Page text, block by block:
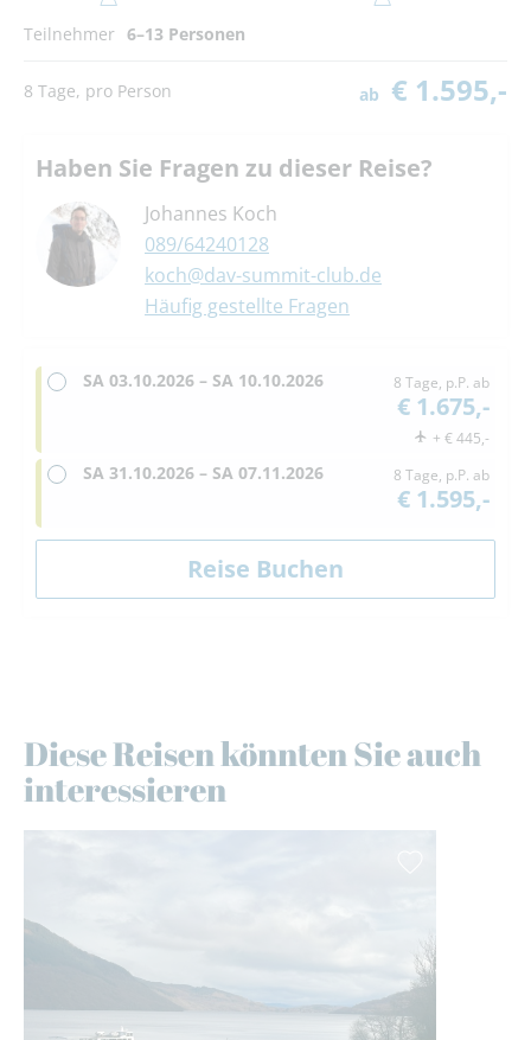
Teilnehmer 6–13 Personen
8 Tage, pro Person ab € 1.595,-
Haben Sie Fragen zu dieser Reise?
Johannes Koch
089/64240128
koch@dav-summit-club.de
Häufig gestellte Fragen
SA 03.10.2026 – SA 10.10.2026 8 Tage, p.P. ab
€ 1.675,-
+ € 445,-
SA 31.10.2026 – SA 07.11.2026 8 Tage, p.P. ab
€ 1.595,-
Diese Reisen könnten Sie auch
interessieren